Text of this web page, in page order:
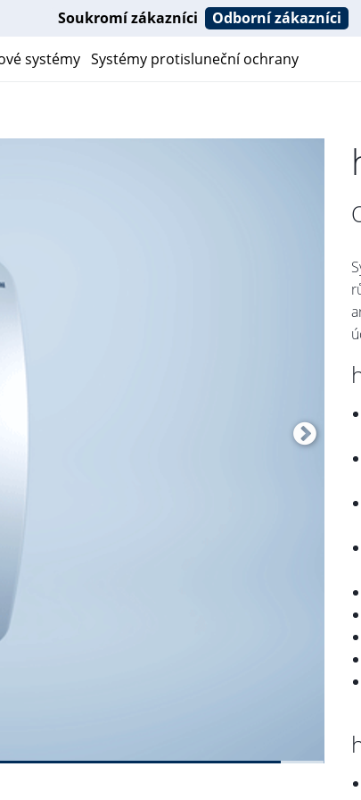
Soukromí zákazníci Odborní zákazníci
systémy Systémy protisluneční ochrany